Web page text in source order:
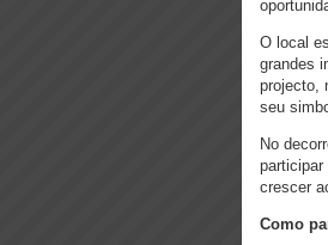
O local
grandes
projecto,
seu
No
crescer
Como